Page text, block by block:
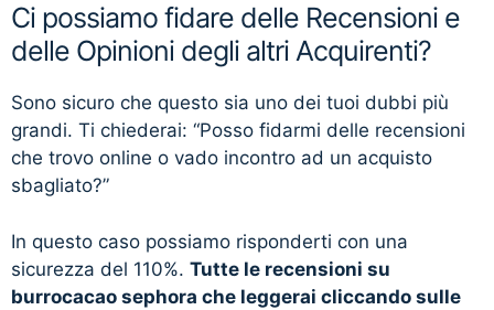
Ci possiamo fidare delle Recensioni e
delle Opinioni degli altri Acquirenti?
Sono sicuro che questo sia uno dei tuoi dubbi più
grandi. Ti chiederai: “Posso fidarmi delle recensioni
che trovo online o vado incontro ad un acquisto
sbagliato?”
In questo caso possiamo risponderti con una
sicurezza del 110%. Tutte le recensioni su
burrocacao sephora che leggerai cliccando sulle